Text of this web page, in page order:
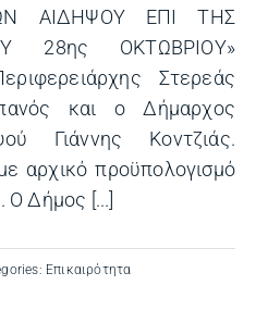
ΑΙΔΗΨΟΥ ΕΠΙ ΤΗΣ
28ης ΟΚΤΩΒΡΙΟΥ»
Στερεάς
και ο Δήμαρχος
Γιάννης Κοντζιάς.
αρχικό προϋπολογισμό
Δήμος [...]
Επικαιρότητα